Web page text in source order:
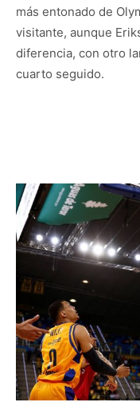
más entonado de
visitante, aunque
diferencia, con otro
cuarto seguido.